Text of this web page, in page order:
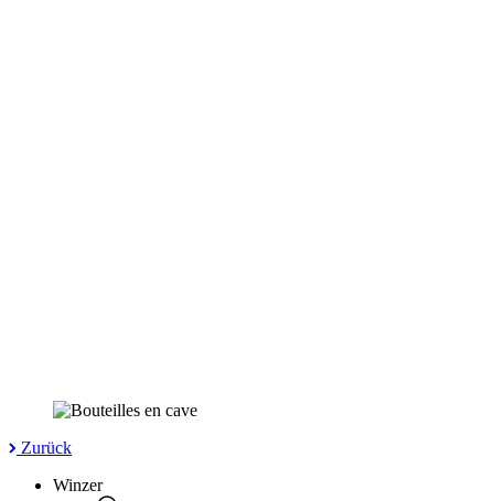
Zurück
Winzer